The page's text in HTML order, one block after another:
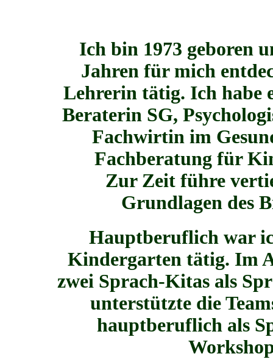
Ich bin 1973 geboren
Jahren für mich
Lehrerin tätig. Ich habe
Beraterin SG, P
Fachwirtin im
Fachberatung für
Zur Zeit führe
Grundlagen des
Hauptberuflich war
Kindergarten tätig. Im
zwei Sprach-Kitas als
unterstützte die
hauptberuflich als